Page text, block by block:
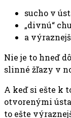
sucho v
„divnú“
a
Nie je to hneď
slinné žľazy v
A keď si ešte k
otvorenými
to ešte